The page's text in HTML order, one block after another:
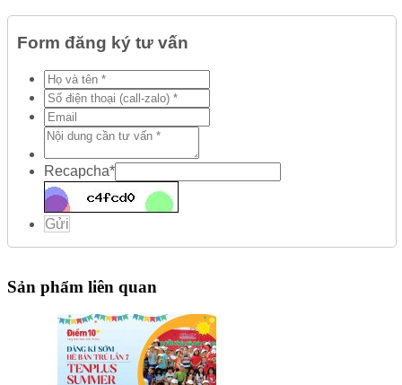
Form đăng ký tư vấn
Recapcha*
Gửi
Sản phẩm liên quan